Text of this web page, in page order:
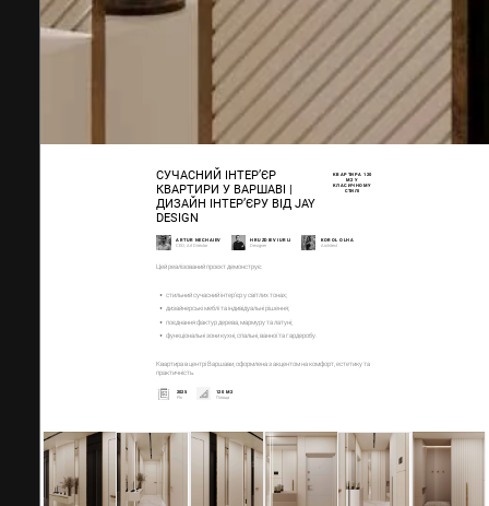
СУЧАСНИЙ ІНТЕР’ЄР
КВАРТИРИ У ВАРШАВІ |
ДИЗАЙН ІНТЕР’ЄРУ ВІД JAY
DESIGN
КВАРТИРА 120
М2 У
КЛАСИЧНОМУ
СТИЛІ
ARTUR NECHAIEV
CEO, Art Director
HRUZDIEV IURIJ
Designer
KOROL OLHA
Architect
Цей реалізований проєкт демонструє:
стильний сучасний інтер’єр у світлих тонах;
дизайнерські меблі та індивідуальні рішення;
поєднання фактур дерева, мармуру та латуні;
функціональні зони кухні, спальні, ванної та гардеробу.
Квартира в центрі Варшави, оформлена з акцентом на комфорт, естетику та
практичність.
2025
Рік
120 М2
Площа